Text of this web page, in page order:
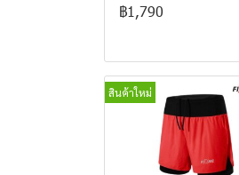
฿1,790
สินค้าใหม่